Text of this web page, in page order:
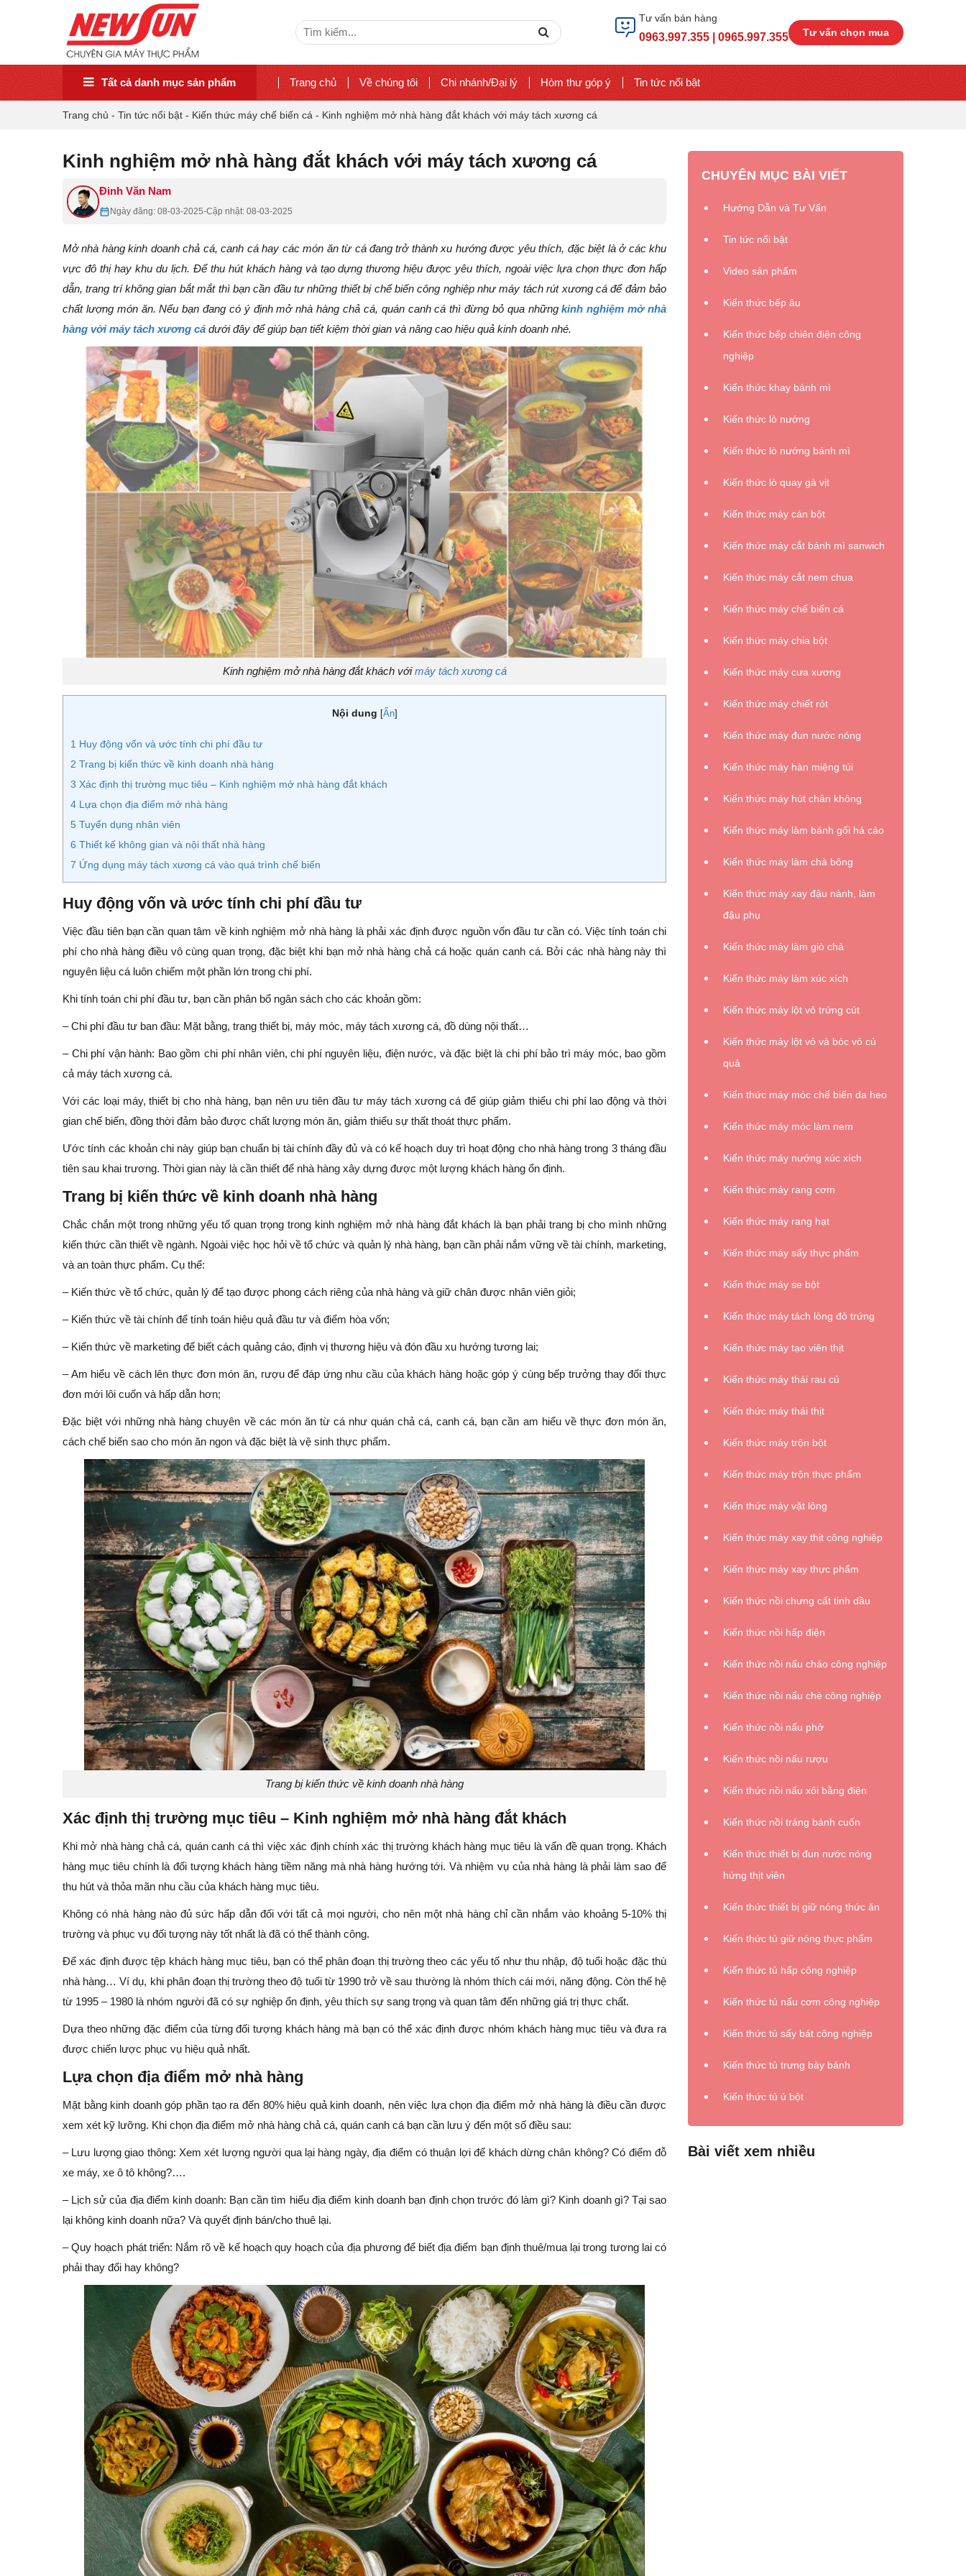
Search
Search
Tư vấn bán hàng
0963.997.355 | 0965.997.355 Tư vấn chọn mua
Tất cả danh mục sản phẩm Trang chủ Về chúng tôi Chi nhánh/Đại lý Hòm thư góp ý Tin tức nổi bật
Trang chủ - Tin tức nổi bật - Kiến thức máy chế biến cá - Kinh nghiệm mở nhà hàng đắt khách với máy tách xương cá
Kinh nghiệm mở nhà hàng đắt khách với máy tách xương cá
Đinh Văn Nam
Ngày đăng: 08-03-2025-Cập nhật: 08-03-2025
Mở nhà hàng kinh doanh chả cá, canh cá hay các món ăn từ cá đang trở thành xu hướng được yêu thích, đặc biệt là ở các khu
vực đô thị hay khu du lịch. Để thu hút khách hàng và tạo dựng thương hiệu được yêu thích, ngoài việc lựa chọn thực đơn hấp
dẫn, trang trí không gian bắt mắt thì bạn cần đầu tư những thiết bị chế biến công nghiệp như máy tách rút xương cá để đảm bảo
chất lượng món ăn. Nếu bạn đang có ý định mở nhà hàng chả cá, quán canh cá thì đừng bỏ qua nhữngkinh nghiệm mở nhà
hàng với máy tách xương cá dưới đây để giúp bạn tiết kiệm thời gian và nâng cao hiệu quả kinh doanh nhé.
Kinh nghiệm mở nhà hàng đắt khách vớimáy tách xương cá
Nội dung [Ẩn]
1 Huy động vốn và ước tính chi phí đầu tư
2 Trang bị kiến thức về kinh doanh nhà hàng
3 Xác định thị trường mục tiêu – Kinh nghiệm mở nhà hàng đắt khách
4 Lựa chọn địa điểm mở nhà hàng
5 Tuyển dụng nhân viên
6 Thiết kế không gian và nội thất nhà hàng
7 Ứng dụng máy tách xương cá vào quá trình chế biến
Huy động vốn và ước tính chi phí đầu tư
Việc đầu tiên bạn cần quan tâm về kinh nghiệm mở nhà hàng là phải xác định được nguồn vốn đầu tư cần có. Việc tính toán chi
phí cho nhà hàng điều vô cùng quan trọng, đặc biệt khi bạn mở nhà hàng chả cá hoặc quán canh cá. Bởi các nhà hàng này thì
nguyên liệu cá luôn chiếm một phần lớn trong chi phí.
Khi tính toán chi phí đầu tư, bạn cần phân bổ ngân sách cho các khoản gồm:
– Chi phí đầu tư ban đầu: Mặt bằng, trang thiết bị, máy móc, máy tách xương cá, đồ dùng nội thất…
– Chi phí vận hành: Bao gồm chi phí nhân viên, chi phí nguyên liệu, điện nước, và đặc biệt là chi phí bảo trì máy móc, bao gồm
cả máy tách xương cá.
Với các loại máy, thiết bị cho nhà hàng, bạn nên ưu tiên đầu tư máy tách xương cá để giúp giảm thiểu chi phí lao động và thời
gian chế biến, đồng thời đảm bảo được chất lượng món ăn, giảm thiểu sự thất thoát thực phẩm.
Ước tính các khoản chi này giúp bạn chuẩn bị tài chính đầy đủ và có kế hoạch duy trì hoạt động cho nhà hàng trong 3 tháng đầu
tiên sau khai trương. Thời gian này là cần thiết để nhà hàng xây dựng được một lượng khách hàng ổn định.
Trang bị kiến thức về kinh doanh nhà hàng
Chắc chắn một trong những yếu tố quan trọng trong kinh nghiệm mở nhà hàng đắt khách là bạn phải trang bị cho mình những
kiến thức cần thiết về ngành. Ngoài việc học hỏi về tổ chức và quản lý nhà hàng, bạn cần phải nắm vững về tài chính, marketing,
và an toàn thực phẩm. Cụ thể:
– Kiến thức về tổ chức, quản lý để tạo được phong cách riêng của nhà hàng và giữ chân được nhân viên giỏi;
– Kiến thức về tài chính để tính toán hiệu quả đầu tư và điểm hòa vốn;
– Kiến thức về marketing để biết cách quảng cáo, định vị thương hiệu và đón đầu xu hướng tương lai;
– Am hiểu về cách lên thực đơn món ăn, rượu để đáp ứng nhu cầu của khách hàng hoặc góp ý cùng bếp trưởng thay đổi thực
đơn mới lôi cuốn và hấp dẫn hơn;
Đặc biệt với những nhà hàng chuyên về các món ăn từ cá như quán chả cá, canh cá, bạn cần am hiểu về thực đơn món ăn,
cách chế biến sao cho món ăn ngon và đặc biệt là vệ sinh thực phẩm.
Trang bị kiến thức về kinh doanh nhà hàng
Xác định thị trường mục tiêu – Kinh nghiệm mở nhà hàng đắt khách
Khi mở nhà hàng chả cá, quán canh cá thì việc xác định chính xác thị trường khách hàng mục tiêu là vấn đề quan trọng. Khách
hàng mục tiêu chính là đối tượng khách hàng tiềm năng mà nhà hàng hướng tới. Và nhiệm vụ của nhà hàng là phải làm sao để
thu hút và thỏa mãn nhu cầu của khách hàng mục tiêu.
Không có nhà hàng nào đủ sức hấp dẫn đối với tất cả mọi người, cho nên một nhà hàng chỉ cần nhắm vào khoảng 5-10% thị
trường và phục vụ đối tượng này tốt nhất là đã có thể thành công.
Để xác định được tệp khách hàng mục tiêu, bạn có thể phân đoạn thị trường theo các yếu tố như thu nhập, độ tuổi hoặc đặc thù
nhà hàng… Ví dụ, khi phân đoạn thị trường theo độ tuổi từ 1990 trở về sau thường là nhóm thích cái mới, năng động. Còn thế hệ
từ 1995 – 1980 là nhóm người đã có sự nghiệp ổn định, yêu thích sự sang trọng và quan tâm đến những giá trị thực chất.
Dựa theo những đặc điểm của từng đối tượng khách hàng mà bạn có thể xác định được nhóm khách hàng mục tiêu và đưa ra
được chiến lược phục vụ hiệu quả nhất.
Lựa chọn địa điểm mở nhà hàng
Mặt bằng kinh doanh góp phần tạo ra đến 80% hiệu quả kinh doanh, nên việc lựa chọn địa điểm mở nhà hàng là điều cần được
xem xét kỹ lưỡng. Khi chọn địa điểm mở nhà hàng chả cá, quán canh cá bạn cần lưu ý đến một số điều sau:
– Lưu lượng giao thông: Xem xét lượng người qua lại hàng ngày, địa điểm có thuận lợi để khách dừng chân không? Có điểm đỗ
xe máy, xe ô tô không?….
– Lịch sử của địa điểm kinh doanh: Bạn cần tìm hiểu địa điểm kinh doanh bạn định chọn trước đó làm gì? Kinh doanh gì? Tại sao
lại không kinh doanh nữa? Và quyết định bán/cho thuê lại.
– Quy hoạch phát triển: Nắm rõ về kế hoạch quy hoạch của địa phương để biết địa điểm bạn định thuê/mua lại trong tương lai có
phải thay đổi hay không?
CHUYÊN MỤC BÀI VIẾT
Hướng Dẫn và Tư Vấn
Tin tức nổi bật
Video sản phẩm
Kiến thức bếp âu
Kiến thức bếp chiên điện công
nghiệp
Kiến thức khay bánh mì
Kiến thức lò nướng
Kiến thức lò nướng bánh mì
Kiến thức lò quay gà vịt
Kiến thức máy cán bột
Kiến thức máy cắt bánh mì sanwich
Kiến thức máy cắt nem chua
Kiến thức máy chế biến cá
Kiến thức máy chia bột
Kiến thức máy cưa xương
Kiến thức máy chiết rót
Kiến thức máy đun nước nóng
Kiến thức máy hàn miệng túi
Kiến thức máy hút chân không
Kiến thức máy làm bánh gối há cảo
Kiến thức máy làm chà bông
Kiến thức máy xay đậu nành, làm
đậu phụ
Kiến thức máy làm giò chả
Kiến thức máy làm xúc xích
Kiến thức máy lột vỏ trứng cút
Kiến thức máy lột vỏ và bóc vỏ củ
quả
Kiến thức máy móc chế biến da heo
Kiến thức máy móc làm nem
Kiến thức máy nướng xúc xích
Kiến thức máy rang cơm
Kiến thức máy rang hạt
Kiến thức máy sấy thực phẩm
Kiến thức máy se bột
Kiến thức máy tách lòng đỏ trứng
Kiến thức máy tạo viên thịt
Kiến thức máy thái rau củ
Kiến thức máy thái thịt
Kiến thức máy trộn bột
Kiến thức máy trộn thực phẩm
Kiến thức máy vặt lông
Kiến thức máy xay thịt công nghiệp
Kiến thức máy xay thực phẩm
Kiến thức nồi chưng cất tinh dầu
Kiến thức nồi hấp điện
Kiến thức nồi nấu cháo công nghiệp
Kiến thức nồi nấu chè công nghiệp
Kiến thức nồi nấu phở
Kiến thức nồi nấu rượu
Kiến thức nồi nấu xôi bằng điện
Kiến thức nồi tráng bánh cuốn
Kiến thức thiết bị đun nước nóng
hứng thịt viên
Kiến thức thiết bị giữ nóng thức ăn
Kiến thức tủ giữ nóng thực phẩm
Kiến thức tủ hấp công nghiệp
Kiến thức tủ nấu cơm công nghiệp
Kiến thức tủ sấy bát công nghiệp
Kiến thức tủ trưng bày bánh
Kiến thức tủ ủ bột
Bài viết xem nhiều